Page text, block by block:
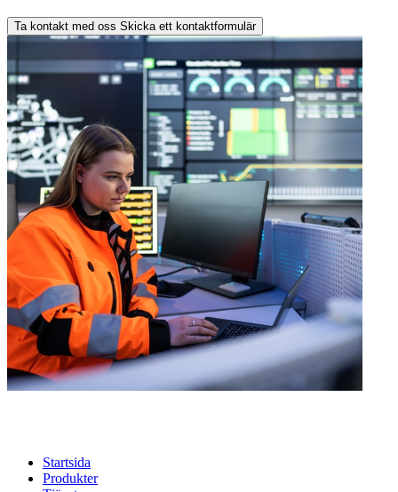
Ta kontakt med oss Skicka ett kontaktformulär
Startsida
Produkter